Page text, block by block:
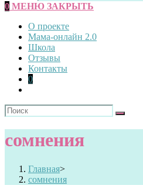
0 МЕНЮ ЗАКРЫТЬ
О проекте
Мама-онлайн 2.0
Школа
Отзывы
Контакты
0
сомнения
Главная>
сомнения